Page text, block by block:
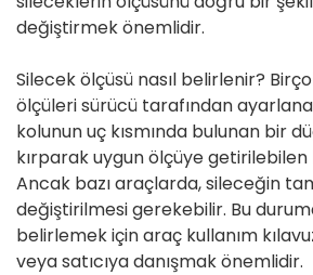
değiştirmek önemlidir.
Silecek ölçüsü nasıl belirlenir?
ölçüleri sürücü tarafından
kolunun uç kısmında bulunan bir
kırparak uygun ölçüye getirilebilen
Ancak bazı araçlarda, sileceğin
değiştirilmesi gerekebilir. Bu
belirlemek için araç kullanım
veya satıcıya danışmak önemlidir.